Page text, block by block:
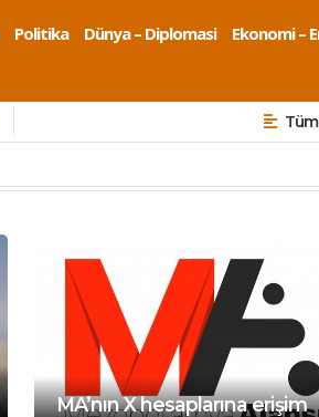
Politika Dünya – Diplomasi Ekonomi –
MA’nın X hesaplarına erişim